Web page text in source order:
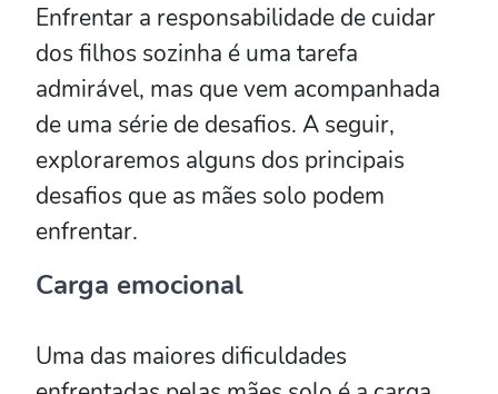
Enfrentar a responsabilidade de cuidar
dos filhos sozinha é uma tarefa
admirável, mas que vem acompanhada
de uma série de desafios. A seguir,
exploraremos alguns dos principais
desafios que as mães solo podem
enfrentar.
Carga emocional
Uma das maiores dificuldades